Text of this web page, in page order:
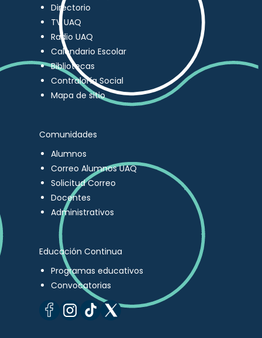
Directorio
TV UAQ
Radio UAQ
Calendario Escolar
Bibliotecas
Contraloría Social
Mapa de sitio
Comunidades
Alumnos
Correo Alumnos UAQ
Solicitud Correo
Docentes
Administrativos
Educación Continua
Programas educativos
Convocatorias